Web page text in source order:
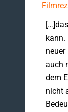
kann.
auch
dem
nicht